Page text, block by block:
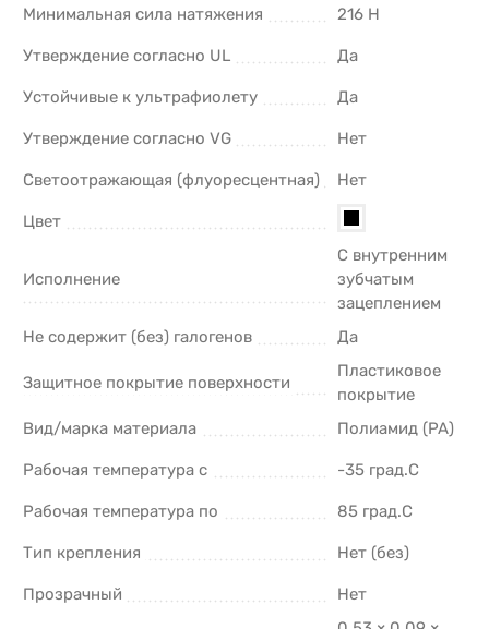
Минимальная сила натяжения 216 Н
Утверждение согласно UL Да
Устойчивые к ультрафиолету Да
Утверждение согласно VG Нет
Светоотражающая (флуоресцентная) Нет
Цвет
Исполнение
С внутренним
зубчатым
зацеплением
Не содержит (без) галогенов
Да
Защитное покрытие поверхности
Пластиковое
покрытие
Вид/марка материала
Полиамид (PA)
Рабочая температура с -35 град.C
Рабочая температура по 85 град.C
Тип крепления Нет (без)
Прозрачный Нет